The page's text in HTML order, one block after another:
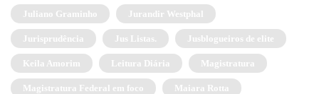
Juliano Graminho Jurandir Westphal
Jurisprudência Jus Listas. Jusblogueiros de elite
Keila Amorim Leitura Diária Magistratura
Magistratura Federal em foco Maiara Rotta